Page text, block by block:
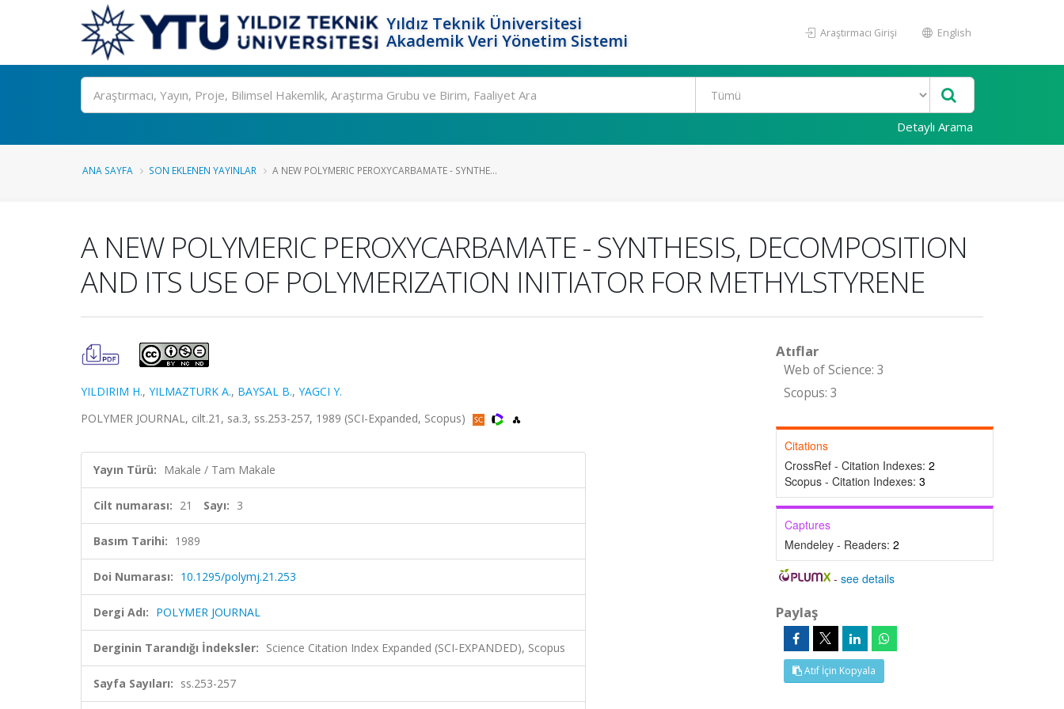
Yıldız Teknik Üniversitesi
Akademik Veri Yönetim Sistemi
Araştırmacı Girişi English
Ara
Detaylı Arama
ANA SAYFA SON EKLENEN YAYINLAR A NEW POLYMERIC PEROXYCARBAMATE - SYNTHE...
A NEW POLYMERIC PEROXYCARBAMATE - SYNTHESIS, DECOMPOSITION
AND ITS USE OF POLYMERIZATION INITIATOR FOR METHYLSTYRENE
YILDIRIM H., YILMAZTURK A., BAYSAL B., YAGCI Y.
POLYMER JOURNAL, cilt.21, sa.3, ss.253-257, 1989 (SCI-Expanded, Scopus)
Yayın Türü: Makale / Tam Makale
Cilt numarası: 21 Sayı: 3
Basım Tarihi: 1989
Doi Numarası: 10.1295/polymj.21.253
Dergi Adı: POLYMER JOURNAL
Derginin Tarandığı İndeksler: Science Citation Index Expanded (SCI-EXPANDED), Scopus
Sayfa Sayıları: ss.253-257
Atıflar
Web of Science: 3
Scopus: 3
Citations
CrossRef - Citation Indexes: 2
Scopus - Citation Indexes: 3
Captures
Mendeley - Readers: 2
-see details
Paylaş
Atıf İçin Kopyala